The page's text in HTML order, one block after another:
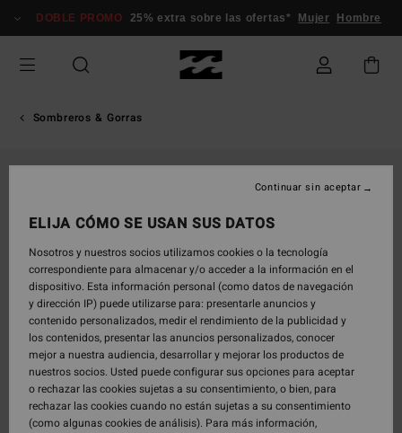
información
DOBLE PROMO 25% extra sobre las ofertas* Mujer Hombre
Sombreros & Gorras
ELIJA CÓMO SE USAN SUS DATOS
Nosotros y nuestros socios utilizamos cookies o la tecnología
correspondiente para almacenar y/o acceder a la información en el
dispositivo. Esta información personal (como datos de navegación
y dirección IP) puede utilizarse para: presentarle anuncios y
contenido personalizados, medir el rendimiento de la publicidad y
los contenidos, presentar las anuncios personalizados, conocer
mejor a nuestra audiencia, desarrollar y mejorar los productos de
nuestros socios. Usted puede configurar sus opciones para aceptar
o rechazar las cookies sujetas a su consentimiento, o bien, para
rechazar las cookies cuando no están sujetas a su consentimiento
(como algunas cookies de análisis). Para más información,
Continuar sin aceptar